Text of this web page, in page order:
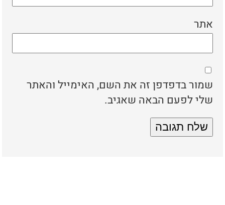
אתר
שמור בדפדפן זה את השם, האימייל והאתר
שלי לפעם הבאה שאגיב.